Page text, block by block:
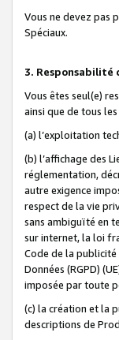
Vous ne devez pas
Spéciaux.
3. Responsabilité
Vous êtes seul(e)
ainsi que de tous
(a) l’exploitation
(b) l’affichage des
réglementation,
autre exigence
respect de la vie
sans ambiguïté en
sur internet, la loi
Code de la
Données (RGPD)
imposée par toute
(c) la création et la
descriptions de